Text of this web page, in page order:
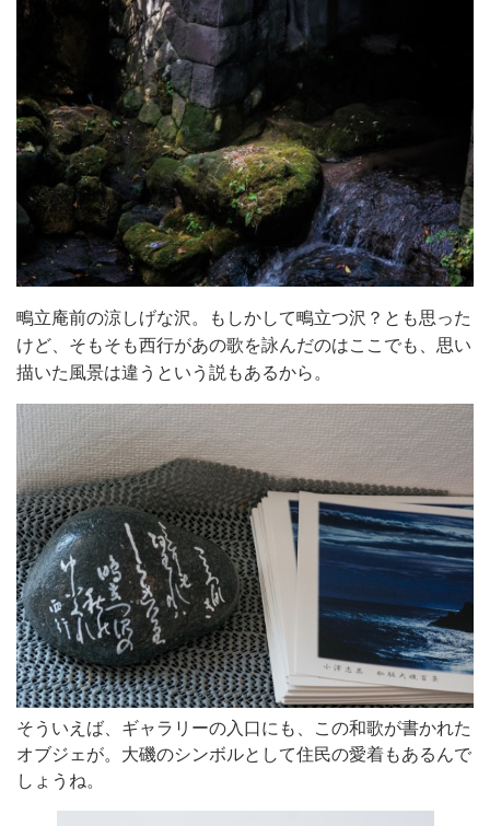
鴫立庵前の涼しげな沢。もしかして鴫立つ沢？とも思った
けど、そもそも西行があの歌を詠んだのはここでも、思い
描いた風景は違うという説もあるから。
そういえば、ギャラリーの入口にも、この和歌が書かれた
オブジェが。大磯のシンボルとして住民の愛着もあるんで
しょうね。